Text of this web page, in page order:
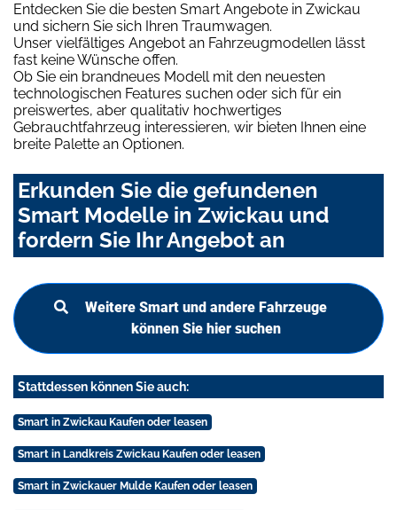
Entdecken Sie die besten Smart Angebote in Zwickau
und sichern Sie sich Ihren Traumwagen.
Unser vielfältiges Angebot an Fahrzeugmodellen lässt
fast keine Wünsche offen.
Ob Sie ein brandneues Modell mit den neuesten
technologischen Features suchen oder sich für ein
preiswertes, aber qualitativ hochwertiges
Gebrauchtfahrzeug interessieren, wir bieten Ihnen eine
breite Palette an Optionen.
Erkunden Sie die gefundenen
Smart Modelle in Zwickau und
fordern Sie Ihr Angebot an
Weitere Smart und andere Fahrzeuge
können Sie hier suchen
Stattdessen können Sie auch:
Smart in Zwickau Kaufen oder leasen
Smart in Landkreis Zwickau Kaufen oder leasen
Smart in Zwickauer Mulde Kaufen oder leasen